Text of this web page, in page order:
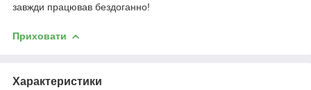
завжди працював бездоганно!
Приховати
Характеристики